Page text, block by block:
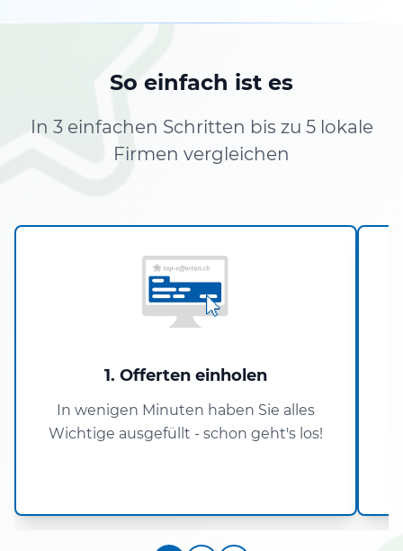
So einfach ist es
In 3 einfachen Schritten bis zu 5 lokale
Firmen vergleichen
1. Offerten einholen
In wenigen Minuten haben Sie alles
Wichtige ausgefüllt - schon geht's los!